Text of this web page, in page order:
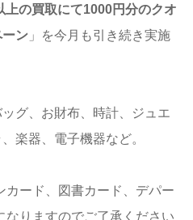
上の買取にて1000円分のクオ
ーン 」を今月も引き続き実施
グ、お財布、時計、ジュエ
楽器、電子機器など。
ード、図書カード、デパー
なりますのでご了承ください